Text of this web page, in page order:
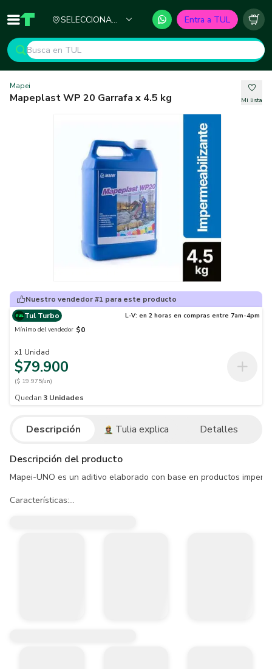
Inicio TUL - Tu Marketplace de Construcción
SELECCIONA
Entra a TUL
Mapei
Mapeplast WP 20 Garrafa x 4.5 kg Mi lista
Nuestro vendedor #1 para este producto
Tul Turbo
L-V: en 2 horas en compras entre 7am-4pm
Mínimo del vendedor $0
x1 Unidad
$79.900
($ 19.975/un)
Quedan 3 Unidades
Descripción Tulia explica Detalles
Descripción del producto
Mapei-UNO es un aditivo elaborado con base en productos
Características: